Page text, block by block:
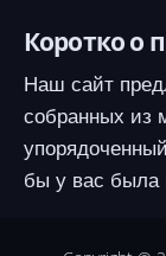
Коротко о
Наш сайт
собранных из
бы у вас была